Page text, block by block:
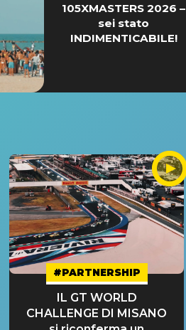
105XMASTERS 2026 –
sei stato
INDIMENTICABILE!
#PARTNERSHIP
IL GT WORLD
CHALLENGE DI MISANO